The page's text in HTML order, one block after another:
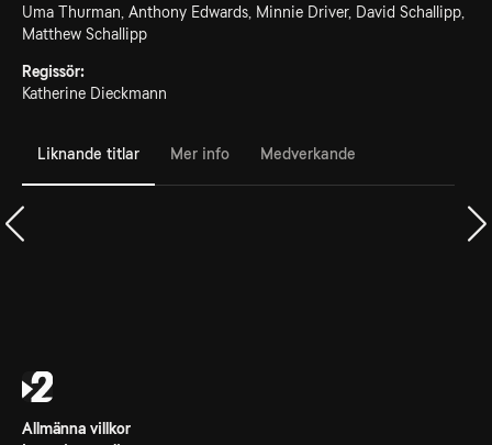
Uma Thurman, Anthony Edwards, Minnie Driver, David Schallipp,
Matthew Schallipp
Regissör:
Katherine Dieckmann
Liknande titlar Mer info Medverkande
Allmänna villkor